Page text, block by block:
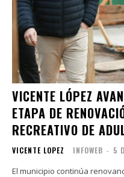
VICENTE LÓPEZ
ETAPA DE
RECREATIVO DE
VICENTE LOPEZ INFOWEB - 5
El municipio continúa